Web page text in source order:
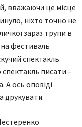
вважаючи це місце
ніхто точно не
зараз трупи в
на фестиваль
спектакль
спектакль писати –
А ось оповіді
друкувати.